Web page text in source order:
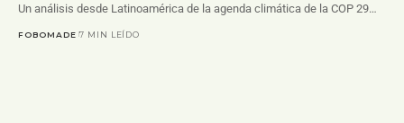
Un análisis desde Latinoamérica de la agenda climática de la COP 29…
FOBOMADE 7 MIN LEÍDO